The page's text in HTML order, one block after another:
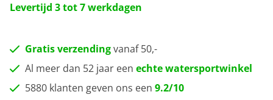
Levertijd 3 tot 7 werkdagen
Gratis verzendingvanaf 50,-
Al meer dan 52 jaar een echte watersportwinkel
5880 klanten geven ons een 9.2/10